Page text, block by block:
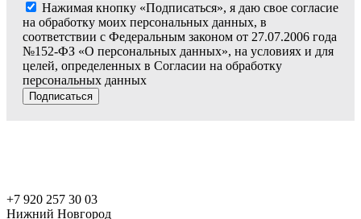
Нажимая кнопку «Подписаться», я даю свое согласие
на обработку моих персональных данных, в
соответствии с Федеральным законом от 27.07.2006 года
№152-ФЗ «О персональных данных», на условиях и для
целей, определенных в Согласии на обработку
персональных данных
Подписаться
+7 920 257 30 03
Нижний Новгород